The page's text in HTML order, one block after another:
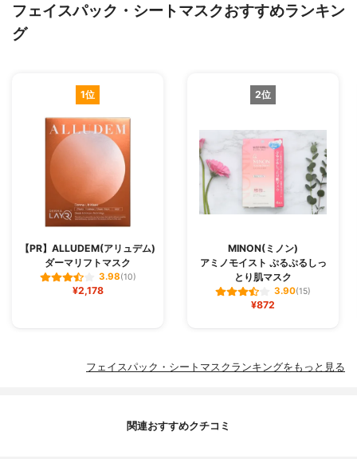
フェイスパック・シートマスクおすすめランキン
グ
1位
【PR】ALLUDEM(アリュデム)
ダーマリフトマスク
3.98(10)
¥2,178
2位
MINON(ミノン)
アミノモイスト ぷるぷるしっ
とり肌マスク
3.90(15)
¥872
フェイスパック・シートマスクランキングをもっと見る
関連おすすめクチコミ